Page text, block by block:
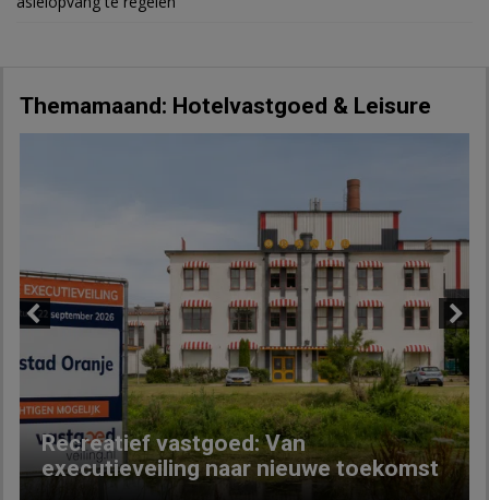
Themamaand: Hotelvastgoed & Leisure
Recreatief vastgoed: Van
executieveiling naar nieuwe toekomst
Next